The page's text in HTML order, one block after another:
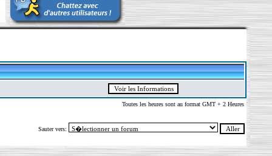
Toutes les heures sont au format GMT + 2 Heures
Sauter vers: